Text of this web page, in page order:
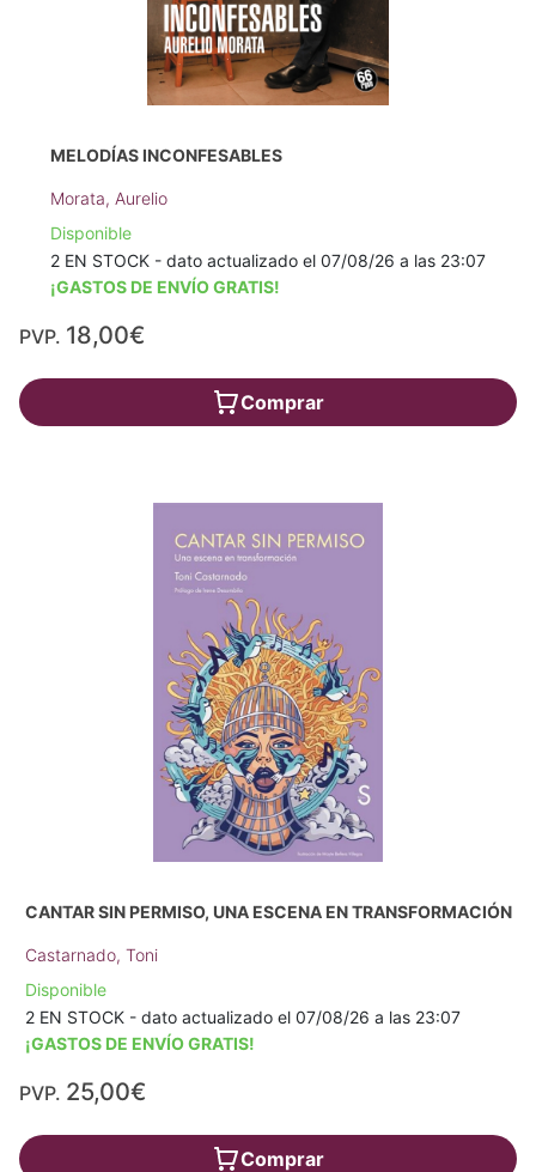
MELODÍAS INCONFESABLES
Morata, Aurelio
Disponible
2 EN STOCK - dato actualizado el 07/08/26 a las 23:07
¡GASTOS DE ENVÍO GRATIS!
PVP. 18,00€
Comprar
CANTAR SIN PERMISO, UNA ESCENA EN TRANSFORMACIÓN
Castarnado, Toni
Disponible
2 EN STOCK - dato actualizado el 07/08/26 a las 23:07
¡GASTOS DE ENVÍO GRATIS!
PVP. 25,00€
Comprar